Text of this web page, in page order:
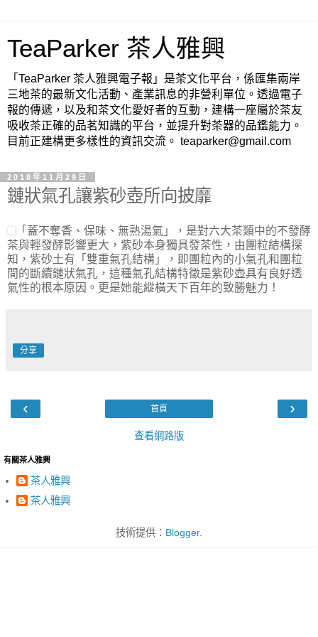
TeaParker 茶人雅興
「TeaParker 茶人雅興電子報」是茶文化平台，係匯集兩岸
三地茶的最新文化活動、產業訊息的非營利單位。透過電子
報的傳遞，以及和茶文化愛好者的互動，建構一座屬於茶友
吸收茶正確的品茗知識的平台，並提升對茶器的品鑑能力。
目前正建構更多樣性的資訊交流。 teaparker@gmail.com
2018年11月29日
鏈狀氣孔讓紫砂壺所向披靡
「蓋不奪香、保味、無熟湯氣」，是對六大茶類中的不發酵
茶與輕發酵影響更大，紫砂本身獨具發茶性，由團粒結構探
知，紫砂土有「雙重氣孔結構」，即團粒內的小氣孔和團粒
間的斷續鏈狀氣孔，這種氣孔結構特徵是紫砂壺具有良好透
氣性的根本原因。更是她能縱橫天下百年的致勝魅力！
分享
‹ ›
首頁
查看網路版
有關茶人雅興
茶人雅興
茶人雅興
技術提供： Blogger.